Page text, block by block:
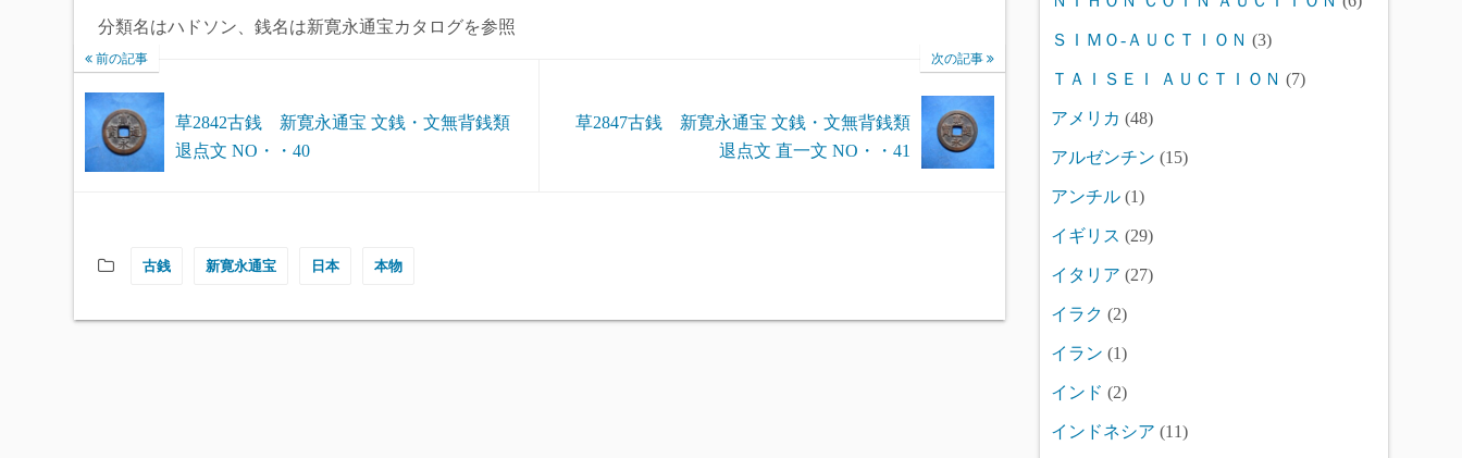
分類名はハドソン、銭名は新寛永通宝カタログを参照
前の記事
草2842古銭 新寛永通宝 文銭・文無背銭類
退点文 NO・・40
次の記事
草2847古銭 新寛永通宝 文銭・文無背銭類
退点文 直一文 NO・・41
古銭 新寛永通宝 日本 本物
ＳＩＭＯ-ＡＵＣＴＩＯＮ (3)
ＴＡＩＳＥＩ ＡＵＣＴＩＯＮ (7)
アメリカ (48)
アルゼンチン (15)
アンチル (1)
イギリス (29)
イタリア (27)
イラク (2)
イラン (1)
インド (2)
インドネシア (11)